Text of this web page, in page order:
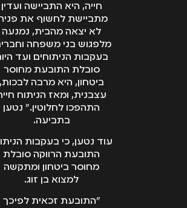
חייה, היא התביישה ועדין
מתביישת לחשוף את
לא יצאה מהבית, נמנעה
מלפגוש בני משפחה
בעקבות הניתוחים ועד
סובלת התובעת מחוסר
ביטחון, היא מרבה לבכות,
עצבנית, ומאז הניתוח
התהפכו לחלוטין." נטען
בתביעה.
עוד נטען, כי בעקבות
התובעת הרווקה סובלת
מחוסר ביטחון ומתקשה
למצוא בן זוג.
"התובעת זכאית לפיכך